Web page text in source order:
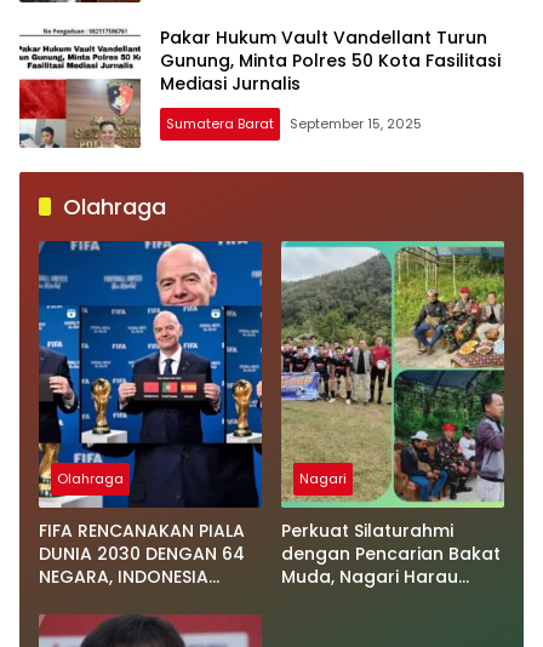
Pakar Hukum Vault Vandellant Turun
Gunung, Minta Polres 50 Kota Fasilitasi
Mediasi Jurnalis
Sumatera Barat September 15, 2025
Olahraga
Olahraga
FIFA RENCANAKAN PIALA
DUNIA 2030 DENGAN 64
NEGARA, INDONESIA
Nagari
Perkuat Silaturahmi
dengan Pencarian Bakat
Muda, Nagari Harau